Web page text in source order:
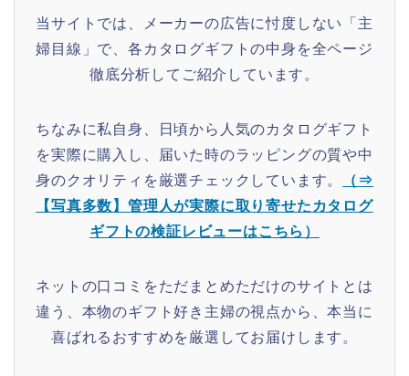
当サイトでは、メーカーの広告に忖度しない「主
婦目線」で、各カタログギフトの中身を全ページ
徹底分析してご紹介しています。
ちなみに私自身、日頃から人気のカタログギフト
を実際に購入し、届いた時のラッピングの質や中
身のクオリティを厳選チェックしています。
（⇒
【写真多数】管理人が実際に取り寄せたカタログ
ギフトの検証レビューはこちら）
ネットの口コミをただまとめただけのサイトとは
違う、本物のギフト好き主婦の視点から、本当に
喜ばれるおすすめを厳選してお届けします。